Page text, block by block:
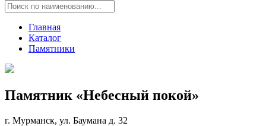
Главная
Каталог
Памятники
Памятник «Небесный покой»
г. Мурманск, ул. Баумана д. 32